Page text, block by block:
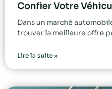
Confier Votre
Dans un marché
trouver la meilleure offre
Lire la suite »